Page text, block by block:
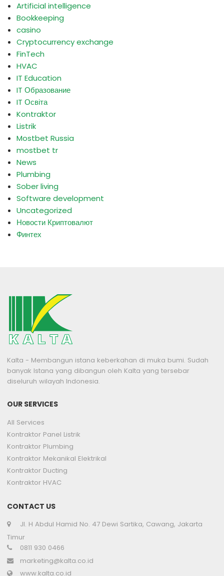
Artificial intelligence
Bookkeeping
casino
Cryptocurrency exchange
FinTech
HVAC
IT Education
IT Образование
IT Освіта
Kontraktor
Listrik
Mostbet Russia
mostbet tr
News
Plumbing
Sober living
Software development
Uncategorized
Новости Криптовалют
Финтех
Kalta - Membangun istana keberkahan di muka bumi. Sudah
banyak Istana yang dibangun oleh Kalta yang tersebar
diseluruh wilayah Indonesia.
OUR SERVICES
All Services
Kontraktor Panel Listrik
Kontraktor Plumbing
Kontraktor Mekanikal Elektrikal
Kontraktor Ducting
Kontraktor HVAC
CONTACT US
Jl. H Abdul Hamid No. 47 Dewi Sartika, Cawang, Jakarta
Timur
0811 930 0466
marketing@kalta.co.id
www.kalta.co.id